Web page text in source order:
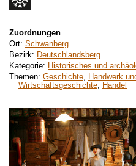
Zuordnungen
Ort: Schwanberg
Bezirk: Deutschlandsberg
Kategorie: Historisches und
Themen: Geschichte Handwerk
Wirtschaftsgeschichte
Handel